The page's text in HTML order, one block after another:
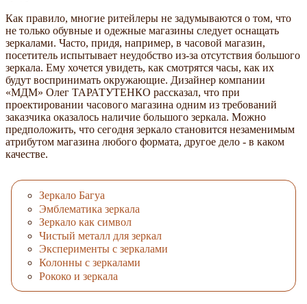
Как правило, многие ритейлеры не задумываются о том, что
не только обувные и одежные магазины следует оснащать
зеркалами. Часто, придя, например, в часовой магазин,
посетитель испытывает неудобство из-за отсутствия большого
зеркала. Ему хочется увидеть, как смотрятся часы, как их
будут воспринимать окружающие. Дизайнер компании
«МДМ» Олег ТАРАТУТЕНКО рассказал, что при
проектировании часового магазина одним из требований
заказчика оказалось наличие большого зеркала. Можно
предположить, что сегодня зеркало становится незаменимым
атрибутом магазина любого формата, другое дело - в каком
качестве.
Зеркало Багуа
Эмблематика зеркала
Зеркало как символ
Чистый металл для зеркал
Эксперименты с зеркалами
Колонны с зеркалами
Рококо и зеркала